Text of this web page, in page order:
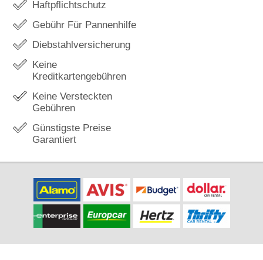
Haftpflichtschutz
Gebühr Für Pannenhilfe
Diebstahlversicherung
Keine
Kreditkartengebühren
Keine Versteckten
Gebühren
Günstigste Preise
Garantiert